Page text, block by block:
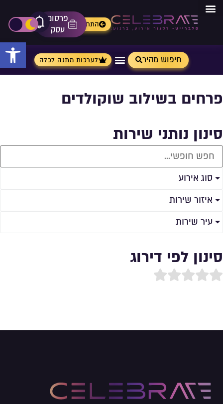
התחברות
פרסום
עסק
אייקון
חיפוש מהיר לערכות מתנה לכלה
פרחים בשילוב שוקולדים
סינון נותני שירות
סוג אירוע
איזור שירות
עיר שירות
סינון לפי דירוג